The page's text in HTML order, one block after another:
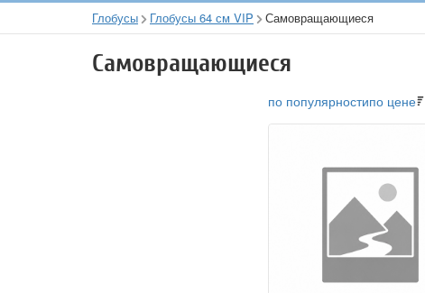
Глобусы Глобусы 64 см VIP Самовращающиеся
Самовращающиеся
по популярностипо цене